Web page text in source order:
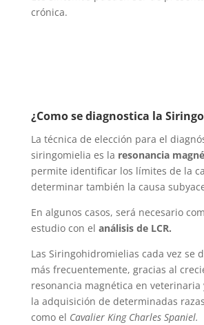
crónica.
¿Como se diagnostica la
La técnica de elección para el
siringomielia es la resonancia
permite identificar los límites de la
determinar también la causa
En algunos casos, será necesario
estudio con el análisis de LCR.
Las Siringohidromielias cada vez se
más frecuentemente, gracias al
resonancia magnética en veterinaria
la adquisición de determinadas
como el Cavalier King Charles Spaniel.